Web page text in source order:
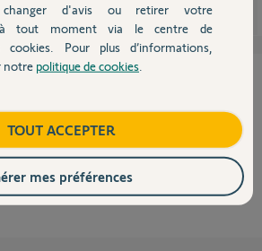
ont trouvé cette réponse utile
changer d'avis ou retirer votre
à tout moment via le centre de
cookies. Pour plus d’informations,
notre politique de cookies
TOUT ACCEPTER
mes préférences